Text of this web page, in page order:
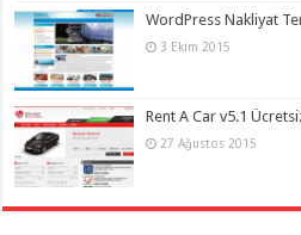
WordPress Nakliyat
3 Ekim 2015
Rent A Car v5.1
27 Ağustos 2015